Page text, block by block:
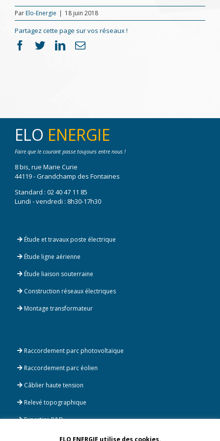
ParElo-Energie | 18 juin 2018
Partagez cette page sur vos réseaux !
Facebook
TwitterLinkedIn
Email
ELO ENERGIE
Faire que le courant passe toujours entre nous !
8 bis, rue Marie Curie
44119 - Grandchamp des Fontaines
Standard : 02 40 47 11 85
Lundi - vendredi : 8h30-17h30
Étude et travaux poste électrique
Étude ligne aérienne
Étude liaison souterraine
Construction réseaux électriques
Montage transformateur
Raccordement parc photovoltaïque
Raccordement parc éolien
Câblier haute tension
Relevé topographique
Expertise R&D